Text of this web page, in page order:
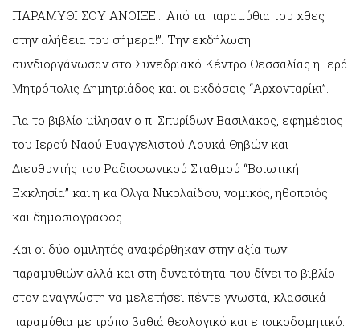
ΠΑΡΑΜΥΘΙ ΣΟΥ ΑΝΟΙΞΕ… Από τα παραμύθια του χθες
στην αλήθεια του σήμερα!”. Την εκδήλωση
συνδιοργάνωσαν στο Συνεδριακό Κέντρο Θεσσαλίας η Ιερά
Μητρόπολις Δημητριάδος και οι εκδόσεις “Αρχονταρίκι”.
Για το βιβλίο μίλησαν ο π. Σπυρίδων Βασιλάκος, εφημέριος
του Ιερού Ναού Ευαγγελιστού Λουκά Θηβών και
Διευθυντής του Ραδιοφωνικού Σταθμού “Βοιωτική
Εκκλησία” και η κα Όλγα Νικολαΐδου, νομικός, ηθοποιός
και δημοσιογράφος.
Και οι δύο ομιλητές αναφέρθηκαν στην αξία των
παραμυθιών αλλά και στη δυνατότητα που δίνει το βιβλίο
στον αναγνώστη να μελετήσει πέντε γνωστά, κλασσικά
παραμύθια με τρόπο βαθιά θεολογικό και εποικοδομητικό.